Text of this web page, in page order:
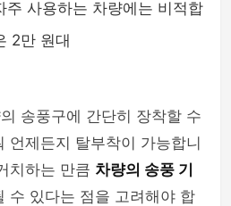
주 사용하는 차량에는 비적합
2만 원대
송풍구에 간단히 장착할 수
언제든지 탈부착이 가능합니
치하는 만큼 차량의 송풍 기
수 있다는 점을 고려해야 합